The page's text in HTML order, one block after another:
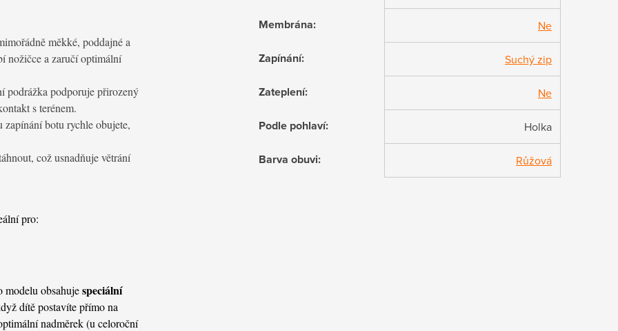
měkké, poddajné a
nožičce a zaručí optimální
podporuje přirozený
s terénem.
botu rychle obujete,
což usnadňuje větrání
pro:
modelu obsahujespeciální
dítě postavíte přímo na
nadměrek (u celoroční
Membrána: Ne
Zapínání: Suchý zip
Zateplení: Ne
Podle pohlaví: Holka
Barva obuvi: Růžová